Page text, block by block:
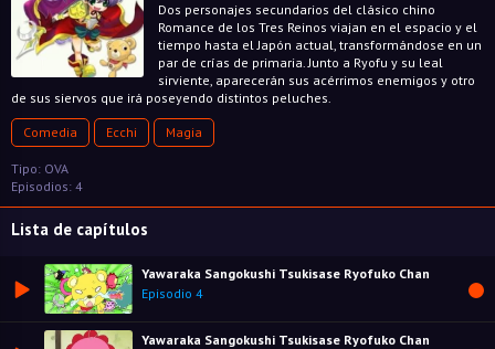
Dos personajes secundarios del clásico chino
Romance de los Tres Reinos viajan en el espacio y el
tiempo hasta el Japón actual, transformándose en un
par de crías de primaria. Junto a Ryofu y su leal
sirviente, aparecerán sus acérrimos enemigos y otro
de sus siervos que irá poseyendo distintos peluches.
Comedia Ecchi Magia
Tipo: OVA
Episodios: 4
Lista de capítulos
Yawaraka Sangokushi Tsukisase Ryofuko Chan
Episodio 4
Yawaraka Sangokushi Tsukisase Ryofuko Chan